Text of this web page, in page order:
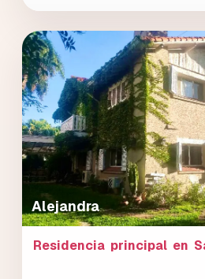
Alejandra
Residencia principal en